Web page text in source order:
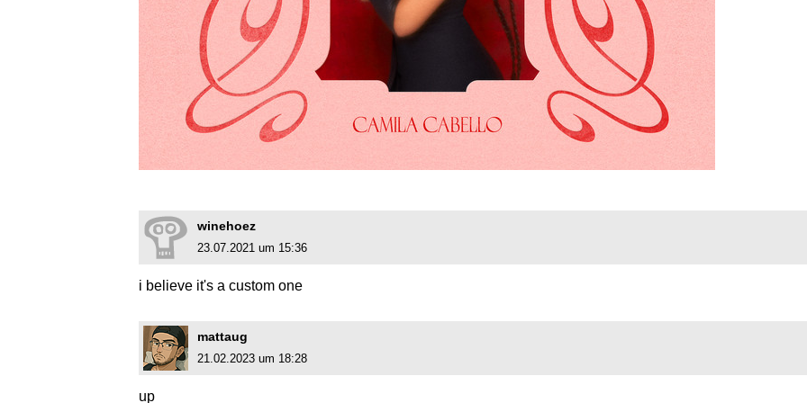
winehoez
23.07.2021 um 15:36
i believe it's a custom one
mattaug
21.02.2023 um 18:28
up